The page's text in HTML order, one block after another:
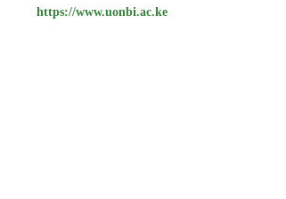
https://www.uonbi.ac.ke